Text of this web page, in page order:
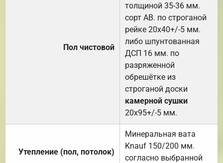
Пол чистовой
толщиной 35-36 мм.
сорт АВ. по строганой
рейке 20х40+/-5 мм.
либо шпунтованная
ДСП 16 мм. по
разряженной
обрешётке из
строганой доски
камерной сушки
20х95+/-5 мм.
Утепление (пол, потолок)
Минеральная вата
Knauf 150/200 мм.
согласно выбранной